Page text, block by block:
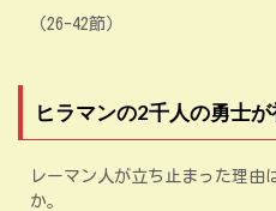
（26-42節）
ヒラマンの2千人の勇士が
レーマン人が立ち止まった理由
か。